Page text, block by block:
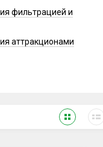
фильтрацией и
аттракционами